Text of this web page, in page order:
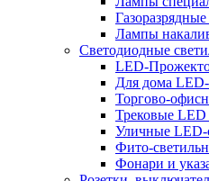
Лампы
Светодиодные
LED-
Для дома
Торгово-
Трековые LED
Уличные LED-
Фито-
Фонари и